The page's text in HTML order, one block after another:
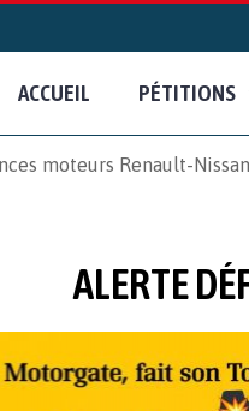
ACCUEIL PÉTITIONS
moteurs Renault-
ALERTE